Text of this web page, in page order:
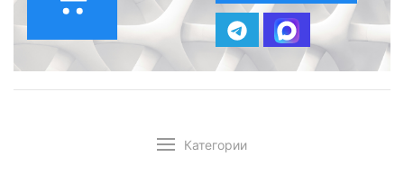
Категории